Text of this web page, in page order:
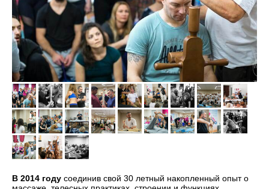
В 2014 году соединив свой 30 летный накопленный опыт о